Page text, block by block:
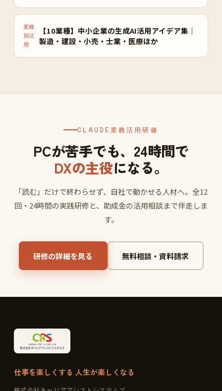
業種
別活
用
【10業種】中小企業の生成AI活用アイデア集｜
製造・建設・小売・士業・医療ほか
CLAUDE業務活用研修
PCが苦手でも、24時間で
DXの主役になる。
「読む」だけで終わらせず、自社で動かせる人材へ。全12
回・24時間の実践研修と、助成金の活用相談まで伴走しま
す。
研修の詳細を見る 無料相談・資料請求
仕事を楽しくする 人生が楽しくなる